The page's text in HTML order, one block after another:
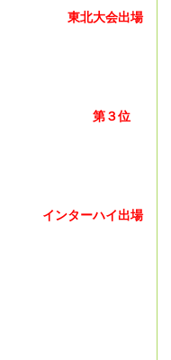
東北大会出場
第３位
インターハイ出場